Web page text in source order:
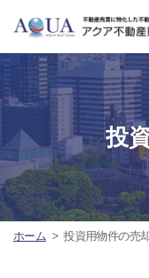
投
ホーム 投資用物件の売